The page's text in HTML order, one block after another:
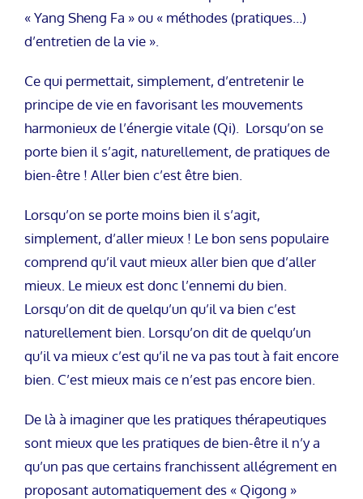
« Yang Sheng Fa » ou « méthodes (pratiques…)
d’entretien de la vie ».
Ce qui permettait, simplement, d’entretenir le
principe de vie en favorisant les mouvements
harmonieux de l’énergie vitale (Qi). Lorsqu’on se
porte bien il s’agit, naturellement, de pratiques de
bien-être ! Aller bien c’est être bien.
Lorsqu’on se porte moins bien il s’agit,
simplement, d’aller mieux ! Le bon sens populaire
comprend qu’il vaut mieux aller bien que d’aller
mieux. Le mieux est donc l’ennemi du bien.
Lorsqu’on dit de quelqu’un qu’il va bien c’est
naturellement bien. Lorsqu’on dit de quelqu’un
qu’il va mieux c’est qu’il ne va pas tout à fait encore
bien. C’est mieux mais ce n’est pas encore bien.
De là à imaginer que les pratiques thérapeutiques
sont mieux que les pratiques de bien-être il n’y a
qu’un pas que certains franchissent allégrement en
proposant automatiquement des « Qigong »